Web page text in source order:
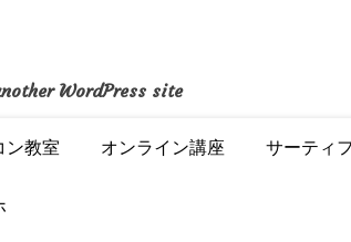
WordPress site
ン教室 オンライン講座 サーティ